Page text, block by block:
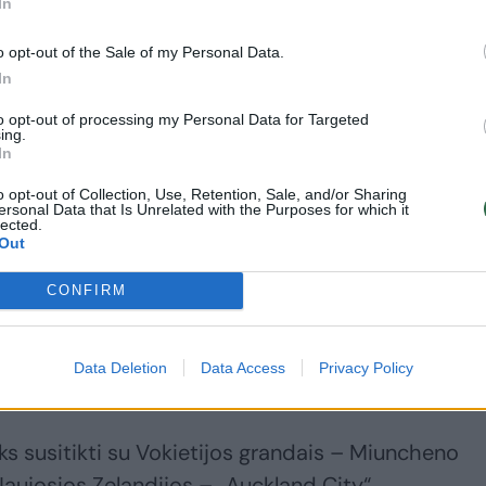
opt-out of the Sale of my Personal Data.
opt-out of processing my Personal Data for Targeted
opt-out of Collection, Use, Retention, Sale, and/or Sharing
Data that Is Unrelated with the Purposes for which it
CONFIRM
Data Deletion Data Access Privacy Policy
mažumoje, kuomet aukštai pašokęs
į galvą.
minutę sugebėjo smūgiu su galva nukreipti
komplikavo Nicolas Figalis, kuris 88-ąją
iš aikštelės.
susitikti su Vokietijos grandais – Miuncheno